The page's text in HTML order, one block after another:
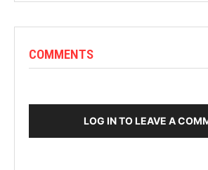
COMMENTS
LOG IN TO LEAVE A